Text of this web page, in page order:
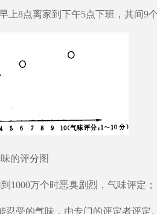
上8点离家到下午5点下班，其间9
的评分图
1000万个时恶臭剧烈，气味评定；
忍受的气味，由专门的评定者评定